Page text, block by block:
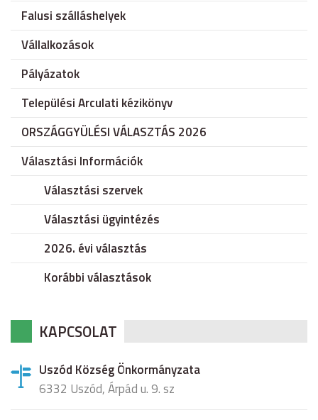
Falusi szálláshelyek
Vállalkozások
Pályázatok
Települési Arculati kézikönyv
ORSZÁGGYÜLÉSI VÁLASZTÁS 2026
Választási Információk
Választási szervek
Választási ügyintézés
2026. évi választás
Korábbi választások
KAPCSOLAT
Uszód Község Önkormányzata
6332 Uszód, Árpád u. 9. sz